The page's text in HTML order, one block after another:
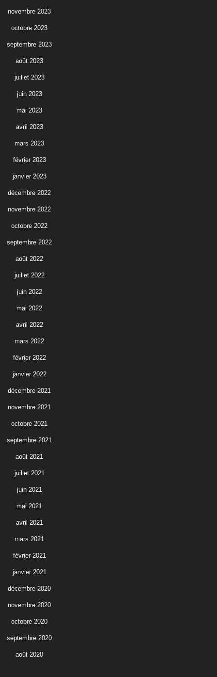
novembre 2023
octobre 2023
septembre 2023
août 2023
juillet 2023
juin 2023
mai 2023
avril 2023
mars 2023
février 2023
janvier 2023
décembre 2022
novembre 2022
octobre 2022
septembre 2022
août 2022
juillet 2022
juin 2022
mai 2022
avril 2022
mars 2022
février 2022
janvier 2022
décembre 2021
novembre 2021
octobre 2021
septembre 2021
août 2021
juillet 2021
juin 2021
mai 2021
avril 2021
mars 2021
février 2021
janvier 2021
décembre 2020
novembre 2020
octobre 2020
septembre 2020
août 2020